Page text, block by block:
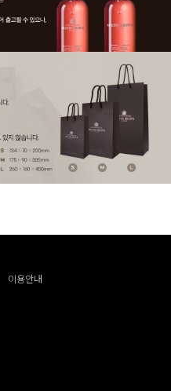
이용안내